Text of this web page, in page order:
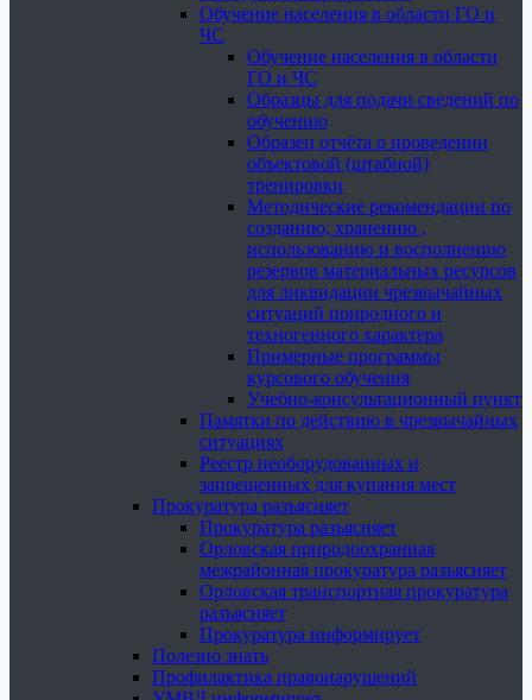
Обучение населения в области ГО и
ЧС
Обучение населения в области
ГО и ЧС
Образцы для подачи сведений по
обучению
Образец отчёта о проведении
объектовой (штабной)
тренировки
Методические рекомендации по
созданию, хранению ,
использованию и восполнению
резервов материальных ресурсов
для ликвидации чрезвычайных
ситуаций природного и
техногенного характера
Примерные программы
курсового обучения
Учебно-консультационный пункт
Памятки по действию в чрезвычайных
ситуациях
Реестр необорудованных и
запрещенных для купания мест
Прокуратура разъясняет
Прокуратура разъясняет
Орловская природоохранная
межрайонная прокуратура разъясняет
Орловская транспортная прокуратура
разъясняет
Прокуратура информирует
Полезно знать
Профилактика правонарушений